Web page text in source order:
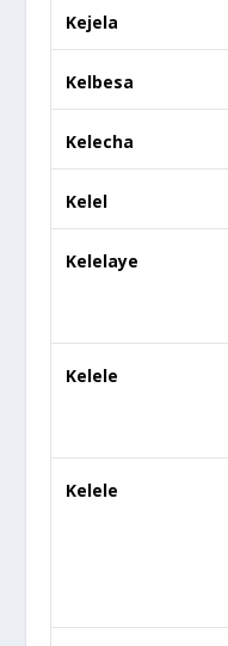
Kejela
Kelbesa
Kelecha
Kelel
Kelelaye
Kelele
Kelele